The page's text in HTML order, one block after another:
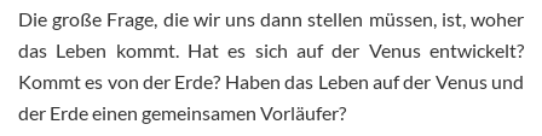
Die große Frage, die wir uns dann stellen müssen, ist, woher
das Leben kommt. Hat es sich auf der Venus entwickelt?
Kommt es von der Erde? Haben das Leben auf der Venus und
der Erde einen gemeinsamen Vorläufer?